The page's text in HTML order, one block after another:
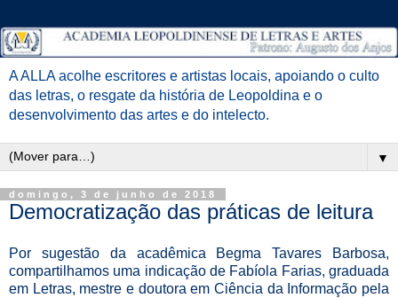
A ALLA acolhe escritores e artistas locais, apoiando o culto
das letras, o resgate da história de Leopoldina e o
desenvolvimento das artes e do intelecto.
▼
domingo, 3 de junho de 2018
Democratização das práticas de leitura
Por sugestão da acadêmica Begma Tavares Barbosa,
compartilhamos uma indicação de Fabíola Farias, graduada
em Letras, mestre e doutora em Ciência da Informação pela